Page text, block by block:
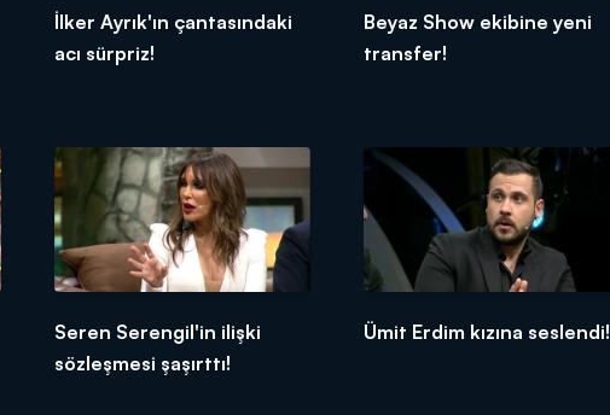
İlker Ayrık'ın çantasındaki
acı sürpriz!
Beyaz Show ekibine yeni
transfer!
Seren Serengil'in ilişki
sözleşmesi şaşırttı!
Ümit Erdim kızına seslendi!